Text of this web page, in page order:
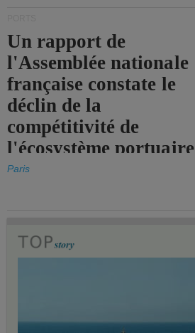
Un rapport de
l'Assemblée nationale
française constate le
déclin de la
compétitivité de
l'écosystème portuaire
de l'État.
Paris